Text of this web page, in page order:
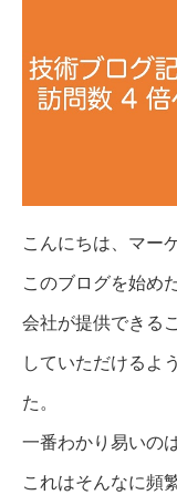
こんにちは、マー
このブログを始め
会社が提供できる
していただけるよ
た。
一番わかり易いの
これはそんなに頻